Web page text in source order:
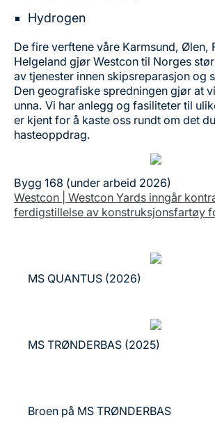
Hydrogen
De fire verftene våre Karmsund, Ølen,
Helgeland gjør Westcon til Norges
av tjenester innen skipsreparasjon og
Den geografiske spredningen gjør at
unna. Vi har anlegg og fasiliteter til
er kjent for å kaste oss rundt om det
hasteoppdrag.
Bygg 168 (under arbeid 2026)
Westcon | Westcon Yards inngår
ferdigstillelse av konstruksjonsfartøy
MS QUANTUS (2026)
MS TRØNDERBAS (2025)
Broen på MS TRØNDERBAS